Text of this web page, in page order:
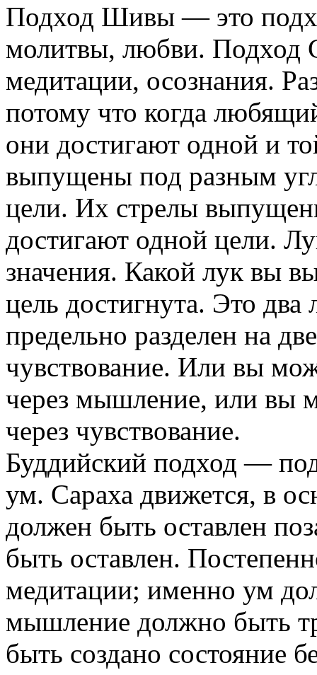
Подход Шивы — это
молитвы, любви. Подход
медитации, осознания.
потому что когда
они достигают одной и
выпущены под разным
цели. Их стрелы
достигают одной цели.
значения. Какой лук вы
цель достигнута. Это два
предельно разделен на
чувствование. Или вы
через мышление, или вы
через чувствование.
Буддийский подход —
ум. Сараха движется, в
должен быть оставлен
быть оставлен.
медитации; именно ум
мышление должно быть
быть создано состояние